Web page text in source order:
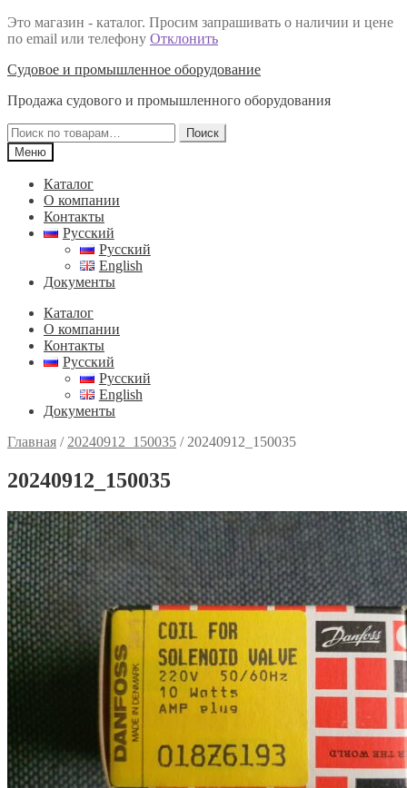
Это магазин - каталог. Просим запрашивать о наличии и цене
по email или телефону Отклонить
Перейти
навигации
Перейти
содержимому
Судовое и промышленное оборудование
Продажа судового и промышленного оборудования
Искать:
Поиск
Меню
Каталог
О компании
Контакты
Русский
Русский
English
Документы
Каталог
О компании
Контакты
Русский
Русский
English
Документы
Главная / 20240912_150035 / 20240912_150035
20240912_150035